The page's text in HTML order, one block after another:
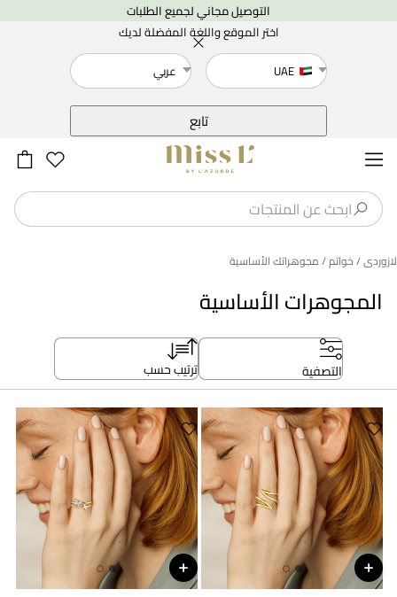
التوصيل مجاني لجميع الطلبات
اختر الموقع واللغة المفضلة لديك
UAE
عربي
تابع
المجوهرات الأساسية
لازوردى/ خواتم/ مجوهراتك الأساسية
التصفية ترتيب حسب